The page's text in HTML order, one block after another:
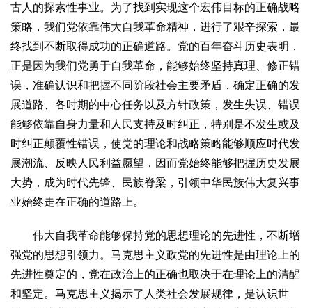
古人的探索性事业。为了找到实现这个宏伟目标的正确战略
策略，我们党依靠伟大自我革命精神，进行了艰辛探索，最
终找到不断取得成功的正确道路。党的百年奋斗历史表明，
正是因为我们党勇于自我革命，能够始终坚持真理、修正错
误，准确认识和把握不同阶段社会主要矛盾，确定正确的发
展道路、各时期的中心任务以及方针政策，发生失误、错误
能够依靠自身力量和人民支持及时纠正，特别是不发生或及
时纠正颠覆性错误，使党的理论和战略策略能够顺应时代发
展潮流、反映人民利益愿望，因而党始终能够把握历史发展
大势，成为时代先锋、民族脊梁，引领中华民族伟大复兴事
业始终走在正确的道路上。
伟大自我革命能够保持党的思想理论的先进性，不断增
强党的思想引领力。马克思主义政党的先进性是由理论上的
先进性奠定的，党在政治上的正确也取决于在理论上的清醒
和坚定。马克思主义揭示了人类社会发展规律，是认识世